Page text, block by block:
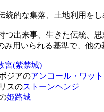
統的な集落、土地利用を
つ出来事、生きた伝統、
み用いられる基準で、他
宮(紫禁城)
アのアンコール・ワット
のストーンヘンジ
姫路城